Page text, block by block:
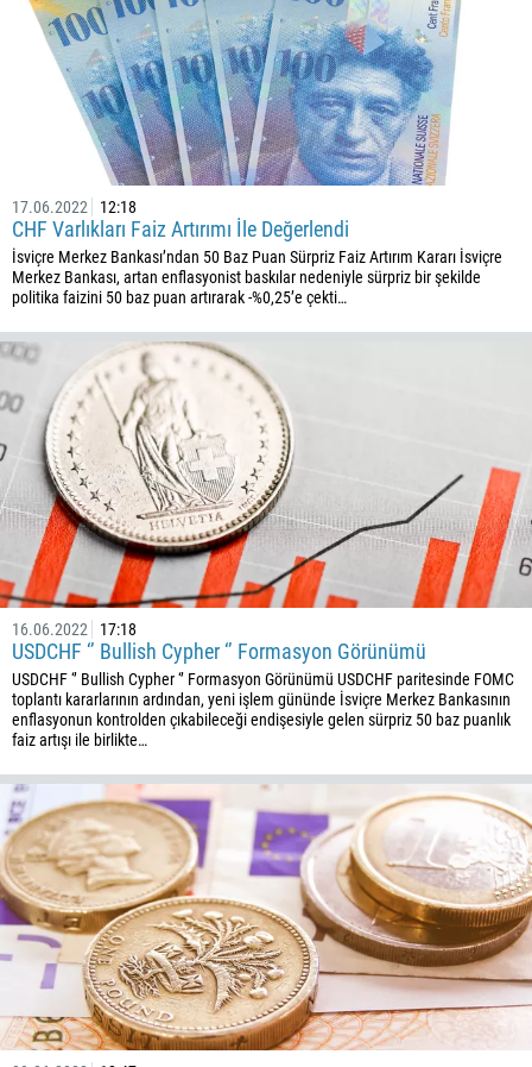
17.06.2022 12:18
CHF Varlıkları Faiz Artırımı İle Değerlendi
İsviçre Merkez Bankası’ndan 50 Baz Puan Sürpriz Faiz Artırım Kararı İsviçre
Merkez Bankası, artan enflasyonist baskılar nedeniyle sürpriz bir şekilde
politika faizini 50 baz puan artırarak -%0,25’e çekti…
16.06.2022 17:18
USDCHF ‘’ Bullish Cypher ‘’ Formasyon Görünümü
USDCHF ‘’ Bullish Cypher ‘’ Formasyon Görünümü USDCHF paritesinde FOMC
toplantı kararlarının ardından, yeni işlem gününde İsviçre Merkez Bankasının
enflasyonun kontrolden çıkabileceği endişesiyle gelen sürpriz 50 baz puanlık
faiz artışı ile birlikte…